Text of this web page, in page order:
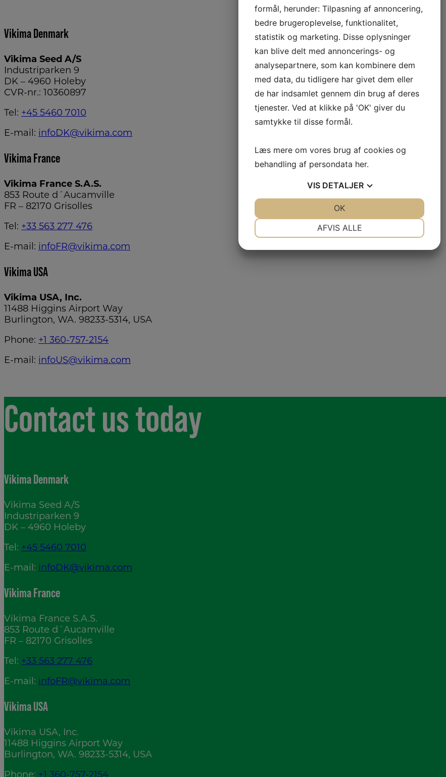
Vikima Denmark
Vikima Seed A/S
Industriparken 9
DK – 4960 Holeby
CVR-nr.: 10360897
Tel: +45 5460 7010
E-mail: infoDK@vikima.com
Vikima France
Vikima France S.A.S.
853 Route d´Aucamville
FR – 82170 Grisolles
Tel: +33 563 277 476
E-mail: infoFR@vikima.com
Vikima USA
Vikima USA, Inc.
11488 Higgins Airport Way
Burlington, WA. 98233-5314, USA
Phone: +1 360-757-2154
E-mail: infoUS@vikima.com
Contact us today
Vikima Denmark
Vikima Seed A/S
Industriparken 9
DK – 4960 Holeby
Tel: +45 5460 7010
E-mail: infoDK@vikima.com
Vikima France
Vikima France S.A.S.
853 Route d´Aucamville
FR – 82170 Grisolles
Tel: +33 563 277 476
E-mail: infoFR@vikima.com
Vikima USA
Vikima USA, Inc.
11488 Higgins Airport Way
Burlington, WA. 98233-5314, USA
Phone: +1 360-757-2154
formål, herunder: Tilpasning af annoncering,
bedre brugeroplevelse, funktionalitet,
statistik og marketing. Disse oplysninger
kan blive delt med annoncerings- og
analysepartnere, som kan kombinere dem
med data, du tidligere har givet dem eller
de har indsamlet gennem din brug af deres
tjenester. Ved at klikke på 'OK' giver du
samtykke til disse formål.
Læs mere om vores brug af cookies og
behandling af persondata her.
VIS DETALJER
AFVIS ALLE
OK